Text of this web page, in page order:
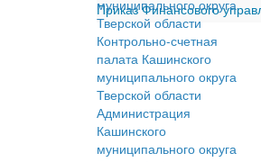
Приказ Финансового
муниципального округа
Тверской области
Контрольно-счетная
палата Кашинского
муниципального округа
Тверской области
Администрация
Кашинского
муниципального округа